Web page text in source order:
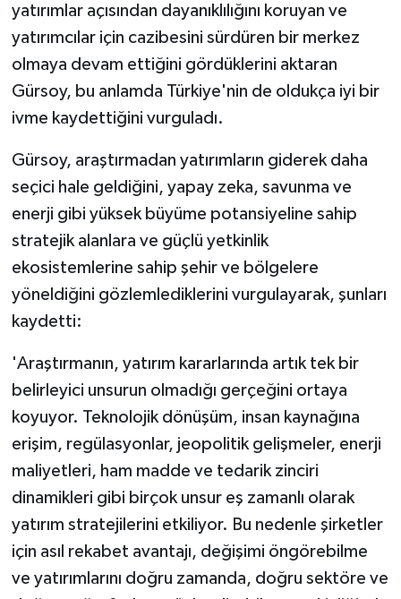
yatırımlar açısından dayanıklılığını koruyan ve
yatırımcılar için cazibesini sürdüren bir merkez
olmaya devam ettiğini gördüklerini aktaran
Gürsoy, bu anlamda Türkiye'nin de oldukça iyi bir
ivme kaydettiğini vurguladı.
Gürsoy, araştırmadan yatırımların giderek daha
seçici hale geldiğini, yapay zeka, savunma ve
enerji gibi yüksek büyüme potansiyeline sahip
stratejik alanlara ve güçlü yetkinlik
ekosistemlerine sahip şehir ve bölgelere
yöneldiğini gözlemlediklerini vurgulayarak, şunları
kaydetti:
'Araştırmanın, yatırım kararlarında artık tek bir
belirleyici unsurun olmadığı gerçeğini ortaya
koyuyor. Teknolojik dönüşüm, insan kaynağına
erişim, regülasyonlar, jeopolitik gelişmeler, enerji
maliyetleri, ham madde ve tedarik zinciri
dinamikleri gibi birçok unsur eş zamanlı olarak
yatırım stratejilerini etkiliyor. Bu nedenle şirketler
için asıl rekabet avantajı, değişimi öngörebilme
ve yatırımlarını doğru zamanda, doğru sektöre ve